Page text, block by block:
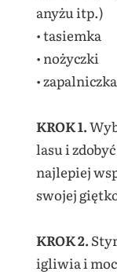
anyżu itp.)
• tasiemka
• nożyczki
• zapalniczka
KROK 1.
lasu i
najlepiej
swojej
KROK 2.
igliwia i